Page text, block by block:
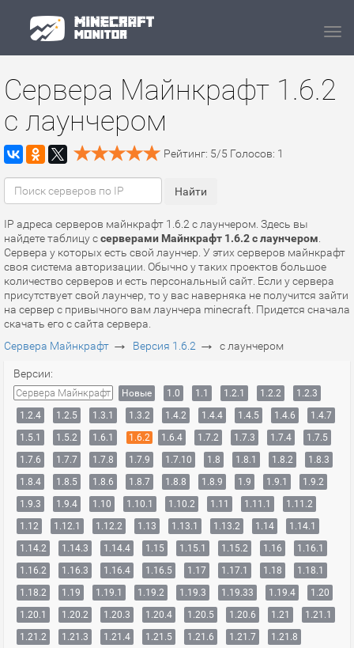
Сервера Майнкрафт 1.6.2
с лаунчером
Рейтинг: 5/5 Голосов: 1
IP адреса серверов майнкрафт 1.6.2 с лаунчером. Здесь вы
найдете таблицу ссерверами Майнкрафт 1.6.2 с лаунчером
Сервера у которых есть свой лаунчер. У этих серверов майнкрафт
своя система авторизации. Обычно у таких проектов большое
количество серверов и есть персональный сайт. Если у сервера
присутствует свой лаунчер, то у вас наверняка не получится зайти
на сервер с привычного вам лаунчера minecraft. Придется сначала
скачать его с сайта сервера.
Сервера Майнкрафт → Версия 1.6.2 → с лаунчером
Версии:
Сервера Майнкрафт Новые 1.0 1.1 1.2.1 1.2.2
1.2.3
1.2.4
1.2.5 1.3.1 1.3.2 1.4.2 1.4.4 1.4.5 1.4.6
1.4.7
1.5.1
1.5.2 1.6.1 1.6.2 1.6.4 1.7.2 1.7.3 1.7.4
1.7.5
1.7.6
1.7.7 1.7.8 1.7.9 1.7.10 1.8 1.8.1 1.8.2
1.8.3
1.8.4
1.8.5 1.8.6 1.8.7 1.8.8 1.8.9 1.9 1.9.1
1.9.2
1.9.3
1.9.4 1.10 1.10.1 1.10.2 1.11 1.11.1
1.11.2
1.12
1.12.1 1.12.2 1.13 1.13.1 1.13.2 1.14
1.14.1
1.14.2
1.14.3 1.14.4 1.15 1.15.1 1.15.2 1.16
1.16.1
1.16.2
1.16.3 1.16.4 1.16.5 1.17 1.17.1 1.18
1.18.1
1.18.2
1.19 1.19.1 1.19.2 1.19.3 1.19.33 1.19.4
1.20
1.20.1
1.20.2 1.20.3 1.20.4 1.20.5 1.20.6 1.21
1.21.1
1.21.2
1.21.3 1.21.4 1.21.5 1.21.6 1.21.7
1.21.8